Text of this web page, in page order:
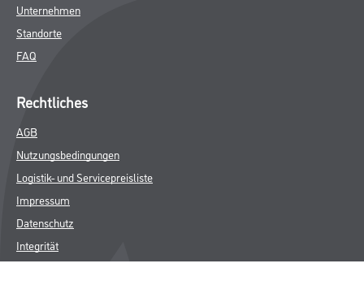
Unternehmen
Standorte
FAQ
Rechtliches
AGB
Nutzungsbedingungen
Logistik- und Servicepreisliste
Impressum
Datenschutz
Integrität